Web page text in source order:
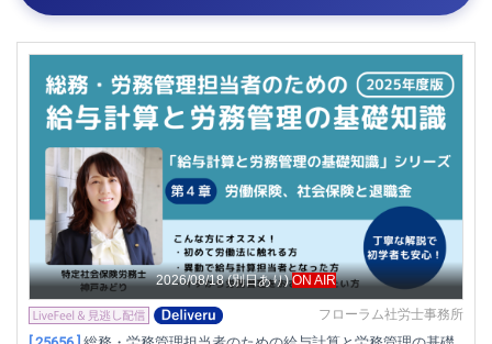
2026/08/18 (別日あり) ON AIR
フローラム社労士事務所